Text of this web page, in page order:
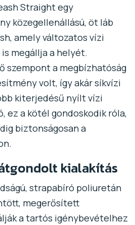
Straight egy
közegellenállású, öt láb
amely változatos vízi
megállja a helyét.
szempont a megbízhatóság
volt, így akár síkvízi
kiterjedésű nyílt vízi
ez a kötél gondoskodik róla,
biztonságosan a
kialakítás
strapabíró poliuretán
megerősített
a tartós igénybevételhez